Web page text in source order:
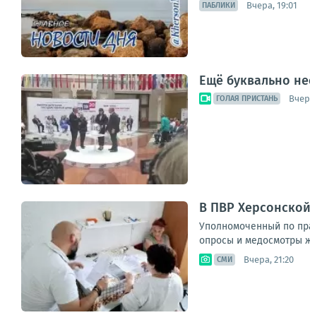
ПАБЛИКИ Вчера, 19:01
Ещё буквально
ГОЛАЯ ПРИСТАНЬ
В ПВР
Уполномоченный по
опросы и медосмотры
СМИ Вчера, 21:20